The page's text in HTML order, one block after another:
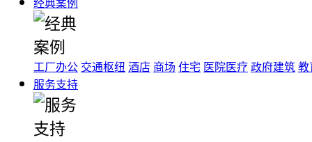
经典案例
工厂办公 交通枢纽 酒店 商场 住宅 医院医疗 政府建筑 教
服务支持